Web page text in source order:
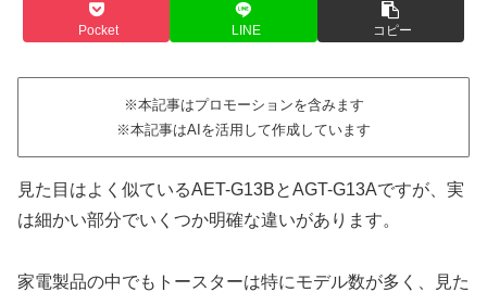
Pocket LINE コピー
※本記事はプロモーションを含みます
※本記事はAIを活用して作成しています
見た目はよく似ているAET-G13BとAGT-G13Aですが、実
は細かい部分でいくつか明確な違いがあります。
家電製品の中でもトースターは特にモデル数が多く、見た